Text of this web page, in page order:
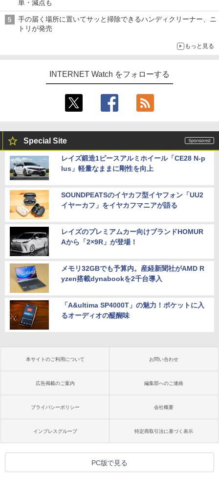
単・減点も
手の届く場所に置いてサッと掃除できるハンディクリーナー、ニ
トリが発売
もっと見る
INTERNET Watch をフォローする
Special Site
レイズ鍛造1ピースアルミホイール「CE28 N-p
lus」軽量なままに剛性を向上
SOUNDPEATSのイヤカフ型イヤフォン「UU2
イヤーカフ」をイヤカフマニアが語る
レイズのプレミアムカー向けブランドHOMUR
Aから「2×9R」が登場！
メモリ32GBでも予算内。産経新聞社がAMD R
yzen搭載dynabookを2千台導入
「A&ultima SP4000T」の魅力！ポケットに入
るオーディオの醍醐味
本サイトのご利用について お問い合わせ
広告掲載のご案内 編集部へのご連絡
プライバシーポリシー 会社概要
インプレスグループ 特定商取引法に基づく表示
PC版で見る